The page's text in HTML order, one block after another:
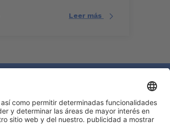
Leer más
en las redes sociales